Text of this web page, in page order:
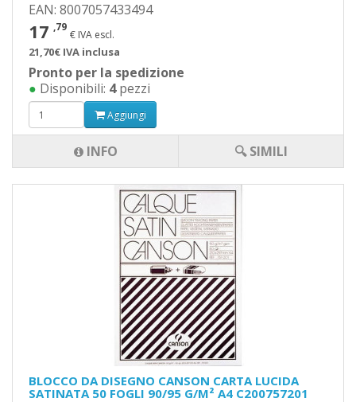
EAN: 8007057433494
17 ,79
€ IVA escl.
21,70€ IVA inclusa
Pronto per la spedizione
● Disponibili: 4pezzi
Aggiungi
INFO 🔍 SIMILI
BLOCCO DA DISEGNO CANSON CARTA LUCIDA
SATINATA 50 FOGLI 90/95 G/M² A4 C200757201